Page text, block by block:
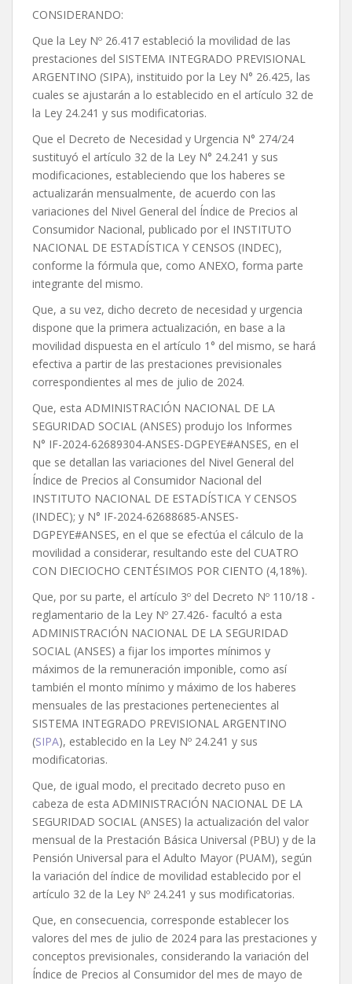
CONSIDERANDO:
Que la Ley Nº 26.417 estableció la movilidad de las
prestaciones del SISTEMA INTEGRADO PREVISIONAL
ARGENTINO (SIPA), instituido por la Ley N° 26.425, las
cuales se ajustarán a lo establecido en el artículo 32 de
la Ley 24.241 y sus modificatorias.
Que el Decreto de Necesidad y Urgencia N° 274/24
sustituyó el artículo 32 de la Ley N° 24.241 y sus
modificaciones, estableciendo que los haberes se
actualizarán mensualmente, de acuerdo con las
variaciones del Nivel General del Índice de Precios al
Consumidor Nacional, publicado por el INSTITUTO
NACIONAL DE ESTADÍSTICA Y CENSOS (INDEC),
conforme la fórmula que, como ANEXO, forma parte
integrante del mismo.
Que, a su vez, dicho decreto de necesidad y urgencia
dispone que la primera actualización, en base a la
movilidad dispuesta en el artículo 1° del mismo, se hará
efectiva a partir de las prestaciones previsionales
correspondientes al mes de julio de 2024.
Que, esta ADMINISTRACIÓN NACIONAL DE LA
SEGURIDAD SOCIAL (ANSES) produjo los Informes
N° IF-2024-62689304-ANSES-DGPEYE#ANSES, en el
que se detallan las variaciones del Nivel General del
Índice de Precios al Consumidor Nacional del
INSTITUTO NACIONAL DE ESTADÍSTICA Y CENSOS
(INDEC); y N° IF-2024-62688685-ANSES-
DGPEYE#ANSES, en el que se efectúa el cálculo de la
movilidad a considerar, resultando este del CUATRO
CON DIECIOCHO CENTÉSIMOS POR CIENTO (4,18%).
Que, por su parte, el artículo 3º del Decreto Nº 110/18 -
reglamentario de la Ley Nº 27.426- facultó a esta
ADMINISTRACIÓN NACIONAL DE LA SEGURIDAD
SOCIAL (ANSES) a fijar los importes mínimos y
máximos de la remuneración imponible, como así
también el monto mínimo y máximo de los haberes
mensuales de las prestaciones pertenecientes al
SISTEMA INTEGRADO PREVISIONAL ARGENTINO
(SIPA), establecido en la Ley Nº 24.241 y sus
modificatorias.
Que, de igual modo, el precitado decreto puso en
cabeza de esta ADMINISTRACIÓN NACIONAL DE LA
SEGURIDAD SOCIAL (ANSES) la actualización del valor
mensual de la Prestación Básica Universal (PBU) y de la
Pensión Universal para el Adulto Mayor (PUAM), según
la variación del índice de movilidad establecido por el
artículo 32 de la Ley Nº 24.241 y sus modificatorias.
Que, en consecuencia, corresponde establecer los
valores del mes de julio de 2024 para las prestaciones y
conceptos previsionales, considerando la variación del
Índice de Precios al Consumidor del mes de mayo de